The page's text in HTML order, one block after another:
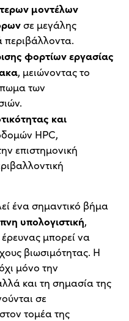
μοντέλων
σε μεγάλης
περιβάλλοντα.
φορτίων εργασίας
, μειώνοντας το
των
και
HPC,
επιστημονική
ένα σημαντικό βήμα
υπολογιστική,
μπορεί να
βιωσιμότητας. Η
μόνο την
και τη σημασία της
σε
τομέα της